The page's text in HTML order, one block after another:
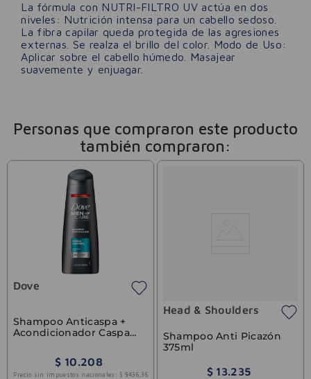
La fórmula con NUTRI-FILTRO UV actúa en dos
niveles: Nutrición intensa para un cabello sedoso.
La fibra capilar queda protegida de las agresiones
externas. Se realza el brillo del color. Modo de Uso:
Aplicar sobre el cabello húmedo. Masajear
suavemente y enjuagar.
Personas que compraron este producto
también compraron:
Dove
Shampoo Anticaspa +
Acondicionador Caspa
$ 10.208
Precio sin impuestos nacionales: $ 8436 ,36
Head & Shoulders
Shampoo Anti Picazón
375ml
$ 13.235